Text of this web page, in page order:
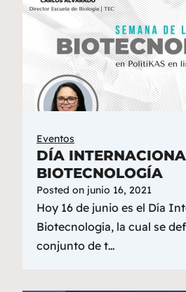
Eventos
DÍA
BIOTECNOLOGÍA
Posted on junio 16, 2021
Hoy 16 de junio es el Día
Biotecnología, la cual se
conjunto de t…